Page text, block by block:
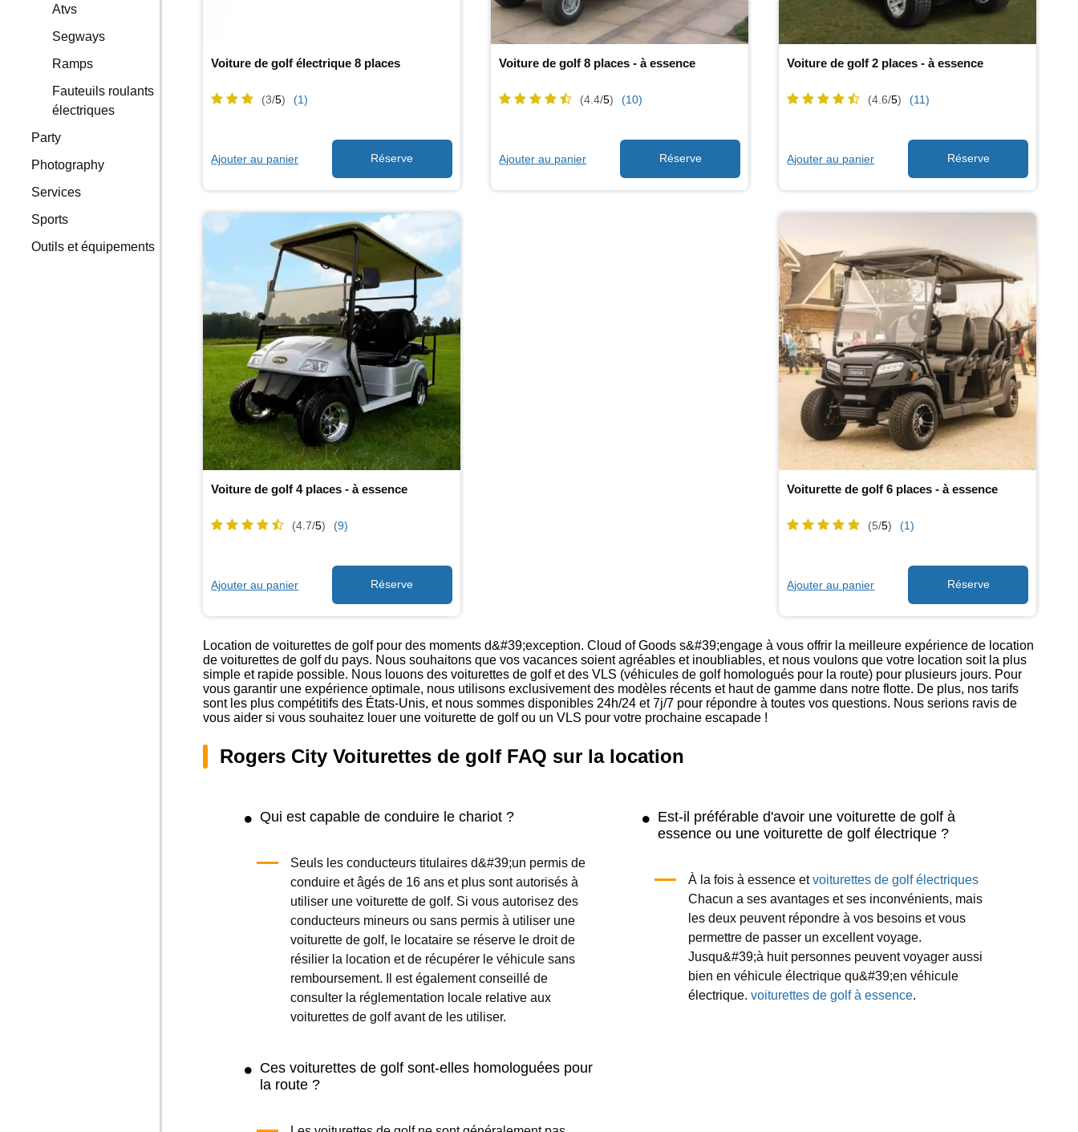
Atvs
Segways
Ramps
Fauteuils roulants
électriques
Party
Photography
Services
Sports
Outils et équipements
Voiture de golf électrique 8 places
(3/5) (1)
Ajouter au panier
Voiture de golf 8 places - à essence
(4.4/5) (10)
Ajouter au panier
Voiture de golf 2 places - à essence
(4.6/5) (11)
Ajouter au panier
Voiture de golf 4 places - à essence
(4.7/5) (9)
Ajouter au panier
Voiturette de golf 6 places - à essence
(5/5) (1)
Ajouter au panier
Location de voiturettes de golf pour des moments d&#39;exception. Cloud of Goods s&#39;engage à vous offrir la meilleure expérience de location
de voiturettes de golf du pays. Nous souhaitons que vos vacances soient agréables et inoubliables, et nous voulons que votre location soit la plus
simple et rapide possible. Nous louons des voiturettes de golf et des VLS (véhicules de golf homologués pour la route) pour plusieurs jours. Pour
vous garantir une expérience optimale, nous utilisons exclusivement des modèles récents et haut de gamme dans notre flotte. De plus, nos tarifs
sont les plus compétitifs des États-Unis, et nous sommes disponibles 24h/24 et 7j/7 pour répondre à toutes vos questions. Nous serions ravis de
vous aider si vous souhaitez louer une voiturette de golf ou un VLS pour votre prochaine escapade !
Rogers City Voiturettes de golf FAQ sur la location
Qui est capable de conduire le chariot ?
Seuls les conducteurs titulaires d&#39;un permis de
conduire et âgés de 16 ans et plus sont autorisés à
utiliser une voiturette de golf. Si vous autorisez des
conducteurs mineurs ou sans permis à utiliser une
voiturette de golf, le locataire se réserve le droit de
résilier la location et de récupérer le véhicule sans
remboursement. Il est également conseillé de
consulter la réglementation locale relative aux
voiturettes de golf avant de les utiliser.
Est-il préférable d'avoir une voiturette de golf à
essence ou une voiturette de golf électrique ?
À la fois à essence etvoiturettes de golf électriques
Chacun a ses avantages et ses inconvénients, mais
les deux peuvent répondre à vos besoins et vous
permettre de passer un excellent voyage.
Jusqu&#39;à huit personnes peuvent voyager aussi
bien en véhicule électrique qu&#39;en véhicule
électrique. voiturettes de golf à essence.
Ces voiturettes de golf sont-elles homologuées pour
la route ?